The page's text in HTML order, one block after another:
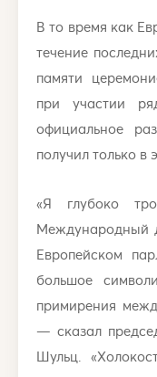
В то время как
течение
памяти
при участии
официальное
получил только в
«Я глубоко
Международный
Европейском
большое
примирения
— сказал
Шульц.